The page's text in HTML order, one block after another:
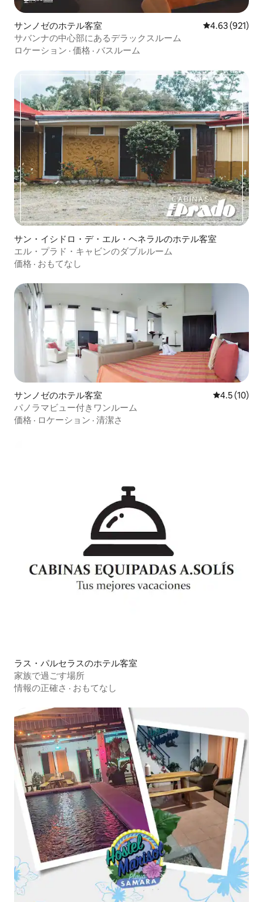
サンノゼのホテル客室 レビュー921
4.63 (921)
サバンナの中心部にあるデラックスルーム
ロケーション · 価格 · バスルーム
サン・イシドロ・デ・エル・ヘネラルのホテル客室
エル・プラド・キャビンのダブルルーム
価格 · おもてなし
サンノゼのホテル客室 レビュー10
4.5 (10)
パノラマビュー付きワンルーム
価格 · ロケーション · 清潔さ
ラス・パルセラスのホテル客室
家族で過ごす場所
情報の正確さ · おもてなし